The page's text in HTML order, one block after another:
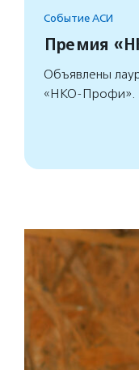
Событие АСИ
Премия
Объявлены
«НКО-Профи».